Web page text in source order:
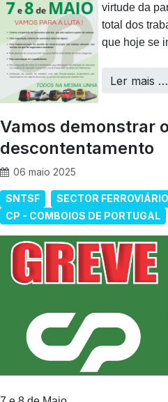
virtude da
total dos
que hoje se
Ler mais …
Vamos demonstrar
descontentamento
06 maio 2025
SNTSF
SECTOR FERROVIÁRIO
CP - COMBOIOS DE PORTUGAL